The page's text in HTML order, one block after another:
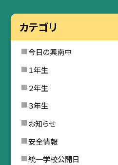
カテゴリ
今日の興南中
１年生
２年生
３年生
お知らせ
安全情報
統一学校公開日